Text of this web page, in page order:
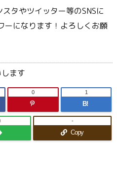
タやツイッター等のSNSに
ーになります！よろしくお願
ます
0
B!
1
Copy
-